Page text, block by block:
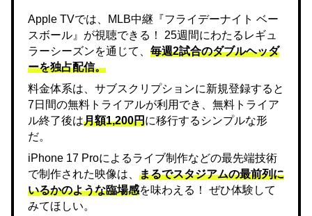
Apple TVでは、MLB中継『フライデーナイト ベー
スボール』が視聴できる！ 25週間にわたるレギュ
ラーシーズンを通じて、 毎週2試合のダブルヘッダ
ーを独占配信。
料金体系は、サブスクリプションに新規登録すると
7日間の無料トライアルが利用でき、無料トライア
ル終了後は月額1,200円に移行するシンプルな形
だ。
iPhone 17 Proによるライブ制作などの最先端技術
で制作された映像は、 まるでスタジアムの最前列に
いるかのような臨場感を味わえる！ ぜひ体験して
みてほしい。